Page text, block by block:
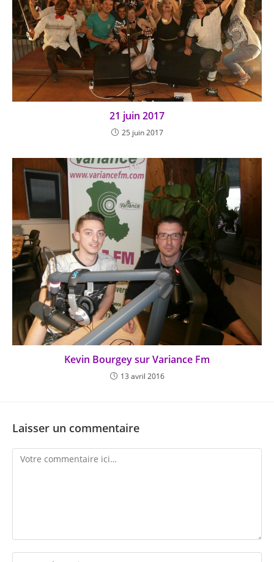
21 juin 2017
25 juin 2017
Kevin Bourgey sur Variance Fm
13 avril 2016
Laisser un commentaire